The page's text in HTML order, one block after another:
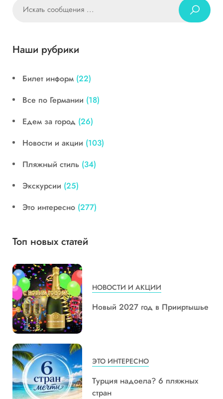
Наши рубрики
Билет информ (22)
Все по Германии (18)
Едем за город (26)
Новости и акции (103)
Пляжный стиль (34)
Экскурсии (25)
Это интересно (277)
Топ новых статей
НОВОСТИ И АКЦИИ
Новый 2027 год в Прииртышье
ЭТО ИНТЕРЕСНО
Турция надоела? 6 пляжных
стран